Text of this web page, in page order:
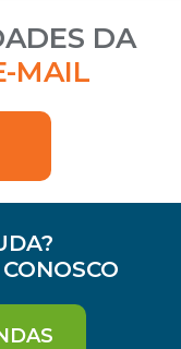
DA
MAIL